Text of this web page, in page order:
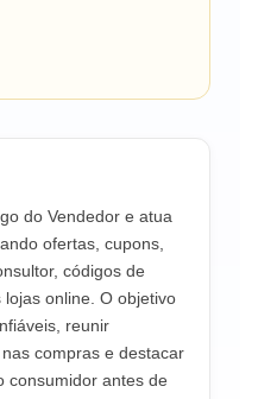
do Vendedor e atua
ofertas, cupons,
códigos de
online. O objetivo
reunir
compras e destacar
consumidor antes de